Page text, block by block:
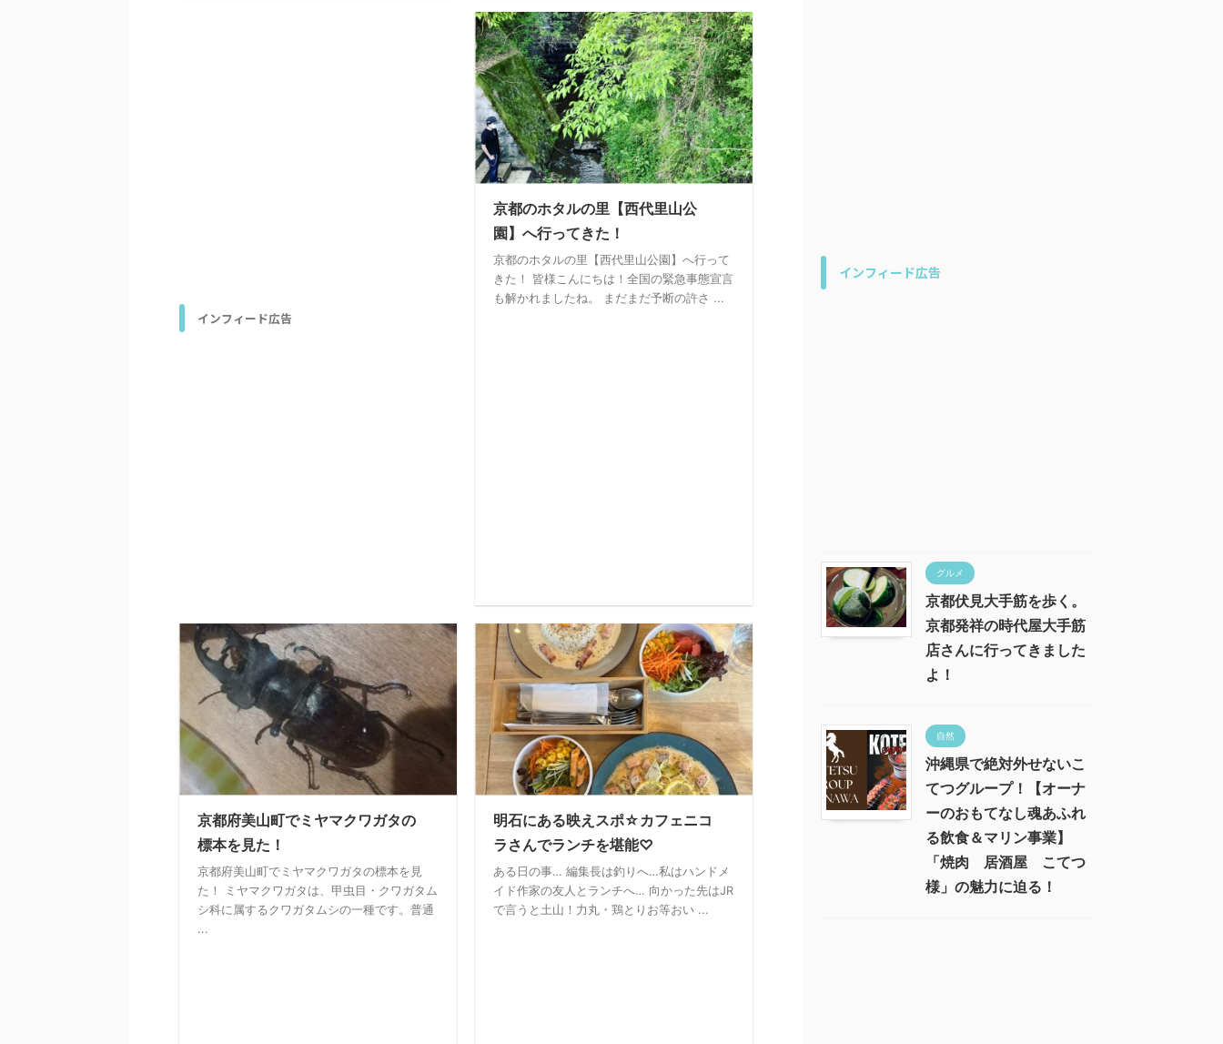
インフィード広告
京都のホタルの里【西代里山公
園】へ行ってきた！
京都のホタルの里【西代里山公園】へ行って
きた！ 皆様こんにちは！全国の緊急事態宣言
も解かれましたね。 まだまだ予断の許さ ...
京都府美山町でミヤマクワガタの
標本を見た！
京都府美山町でミヤマクワガタの標本を見
た！ ミヤマクワガタは、甲虫目・クワガタム
シ科に属するクワガタムシの一種です。普通
...
明石にある映えスポ☆カフェニコ
ラさんでランチを堪能♡
ある日の事… 編集長は釣りへ…私はハンドメ
イド作家の友人とランチへ… 向かった先はJR
で言うと土山！力丸・鶏とりお等おい ...
インフィード広告
グルメ
京都伏見大手筋を歩く。
京都発祥の時代屋大手筋
店さんに行ってきました
よ！
自然
沖縄県で絶対外せないこ
てつグループ！【オーナ
ーのおもてなし魂あふれ
る飲食＆マリン事業】
「焼肉 居酒屋 こてつ
様」の魅力に迫る！